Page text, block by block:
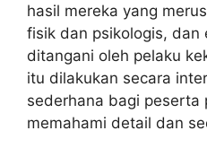
hasil mereka yang
fisik dan psikologis, dan
ditangani oleh pelaku
itu dilakukan secara
sederhana bagi peserta
memahami detail dan